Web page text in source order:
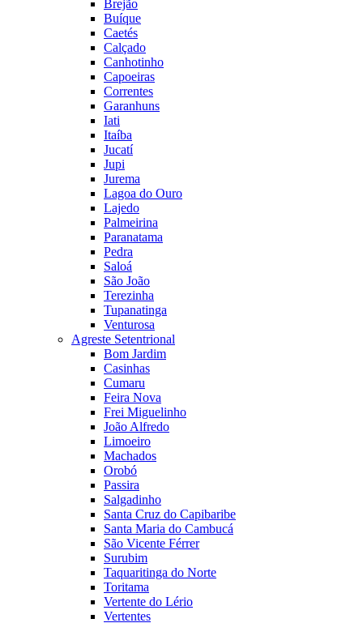
Brejão
Buíque
Caetés
Calçado
Canhotinho
Capoeiras
Correntes
Garanhuns
Iati
Itaíba
Jucatí
Jupi
Jurema
Lagoa do Ouro
Lajedo
Palmeirina
Paranatama
Pedra
Saloá
São João
Terezinha
Tupanatinga
Venturosa
Agreste Setentrional
Bom Jardim
Casinhas
Cumaru
Feira Nova
Frei Miguelinho
João Alfredo
Limoeiro
Machados
Orobó
Passira
Salgadinho
Santa Cruz do Capibaribe
Santa Maria do Cambucá
São Vicente Férrer
Surubim
Taquaritinga do Norte
Toritama
Vertente do Lério
Vertentes